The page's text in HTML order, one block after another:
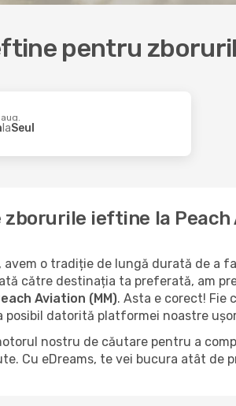
pentru
laSeul
zborurile ieftine la
avem o tradiție de lungă durată de a
către destinația ta preferată, am
Aviation (MM). Asta e corect! Fie
posibil datorită platformei noastre
nostru de căutare pentru a
Cu eDreams, te vei bucura atât de